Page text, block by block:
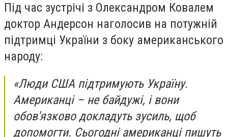
Під час зустрічі з Олександром Ковалем
доктор Андерсон наголосив на потужній
підтримці України з боку американського
народу:
«Люди США підтримують Україну.
Американці – не байдужі, і вони
обов'язково докладуть зусиль, щоб
допомогти. Сьогодні американці пишуть